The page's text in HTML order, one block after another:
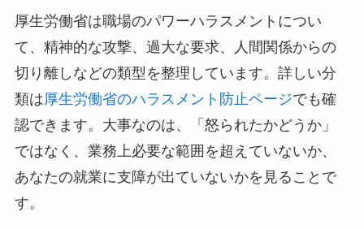
厚生労働省は職場のパワーハラスメントについ
て、精神的な攻撃、過大な要求、人間関係からの
切り離しなどの類型を整理しています。詳しい分
類は厚生労働省のハラスメント防止ページでも確
認できます。大事なのは、「怒られたかどうか」
ではなく、業務上必要な範囲を超えていないか、
あなたの就業に支障が出ていないかを見ることで
す。